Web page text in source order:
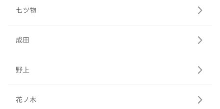
七ツ物
成田
野上
花ノ木